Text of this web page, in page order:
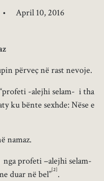
• April 10, 2016
përveç në rast nevoje.
-alejhi selam- i tha
ku bënte sexhde: Nëse e
namaz.
profeti –alejhi selam-
duar në bel”[2].